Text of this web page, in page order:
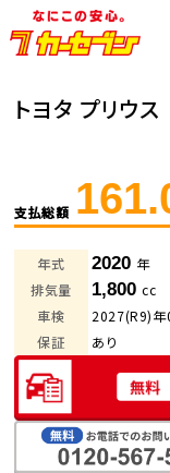
トヨタ プリウス
支払総額
年式 2020 年
排気量
1,800cc
車検
2027(R9)年
保証
あり